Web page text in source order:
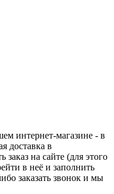
интернет-магазине - в
доставка в
на сайте (для этого
в неё и заполнить
заказать звонок и мы